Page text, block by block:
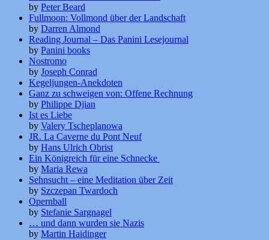
by Peter Beard
Fullmoon: Vollmond über der Landschaft
by Darren Almond
Reading Journal – Das Panini Lesejournal
by Panini books
Nostromo
by Joseph Conrad
Kegeljungen-Anekdoten
Ganz zu schweigen von: Offene Rechnung
by Philippe Djian
Ist es Liebe
by Valery Tscheplanowa
JR. La Caverne du Pont Neuf
by Hans Ulrich Obrist
Ein Königreich für eine Schnecke
by Maria Rewa
Sehnsucht – eine Meditation über Zeit
by Szczepan Twardoch
Opernball
by Stefanie Sargnagel
… und dann wurden sie Nazis
by Martin Haidinger